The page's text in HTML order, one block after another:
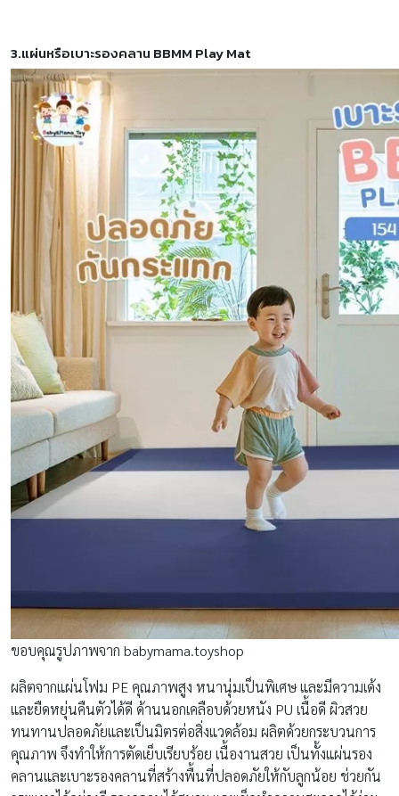
3.แผ่นหรือเบาะรองคลาน BBMM Play Mat
ขอบคุณรูปภาพจาก babymama.toyshop
ผลิตจากแผ่นโฟม PE คุณภาพสูง หนานุ่มเป็นพิเศษ และมีความเด้ง
และยืดหยุ่นคืนตัวได้ดี ด้านนอกเคลือบด้วยหนัง PU เนื้อดี ผิวสวย
ทนทานปลอดภัยและเป็นมิตรต่อสิ่งแวดล้อม ผลิตด้วยกระบวนการ
คุณภาพ จึงทำให้การตัดเย็บเรียบร้อย เนื้องานสวย เป็นทั้งแผ่นรอง
คลานและเบาะรองคลานที่สร้างพื้นที่ปลอดภัยให้กับลูกน้อย ช่วยกัน